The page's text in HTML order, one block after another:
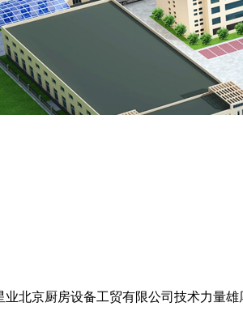
京厨房设备工贸有限公司技术力量雄